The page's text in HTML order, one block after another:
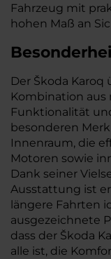
Fahrzeug mit
hohen Maß an
Der Škoda
Kombination
Funktionalität
besonderen
Innenraum, die
Motoren sowie
Dank seiner
Ausstattung ist
längere Fahrten
ausgezeichnete
dass der Škoda
alle ist, die